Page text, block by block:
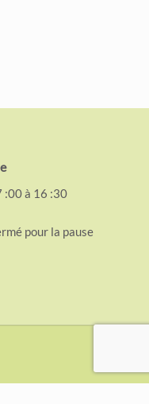
:00 à 16 :30
pour la pause